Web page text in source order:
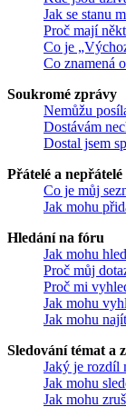
Jak se stanu
Proč mají
Co je
Co znamená
Soukromé zprávy
Nemůžu
Dostávám
Dostal jsem
Přátelé a nepřátelé
Co je můj
Jak mohu
Hledání na fóru
Jak mohu
Proč můj
Proč mi
Jak mohu
Jak mohu
Sledování témat a
Jaký je rozdíl
Jak mohu
Jak mohu